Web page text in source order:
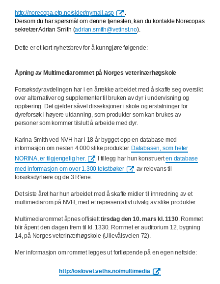
http://norecopa.etp.no/sider/nymail.asp
.
Dersom du har spørsmål om denne tjenesten, kan du kontakte Norecopas
sekretær Adrian Smith (adrian.smith@vetinst.no).
Dette er et kort nyhetsbrev for å kunngjøre følgende:
Åpning av Multimediarommet på Norges veterinærhøgskole
Forsøksdyravdelingen har i en årrekke arbeidet med å skaffe seg oversikt
over alternativer og supplementer til bruken av dyr i undervisning og
opplæring. Det gjelder såvel disseksjoner i skole og erstatninger for
dyreforsøk i høyere utdanning, som produkter som kan brukes av
personer som kommer tilslutt å arbeide med dyr.
Karina Smith ved NVH har i 18 år bygget opp en database med
informasjon om nesten 4.000 slike produkter. Databasen, som heter
NORINA, er tilgjengelig her.
I tillegg har hun konstruerten database
med informasjon om over 1.300 tekstbøker
av relevans til
forsøksdyrlære og de 3 R'ene.
Det siste året har hun arbeidet med å skaffe midler til innredning av et
multimediarom på NVH, med et representativt utvalg av slike produkter.
Multimediarommet åpnes offisielttirsdag den 10. mars kl. 1130. Rommet
blir åpent den dagen frem til kl. 1330. Rommet er auditorium 12, bygning
14, på Norges veterinærhøgskole (Ullevålsveien 72).
Mer informasjon om rommet legges ut fortløpende på en egen nettside:
http://oslovet.veths.no/multimedia